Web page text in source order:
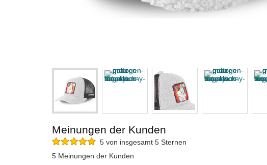
Meinungen der Kunden
5 von insgesamt 5 Sternen
5 Meinungen der Kunden